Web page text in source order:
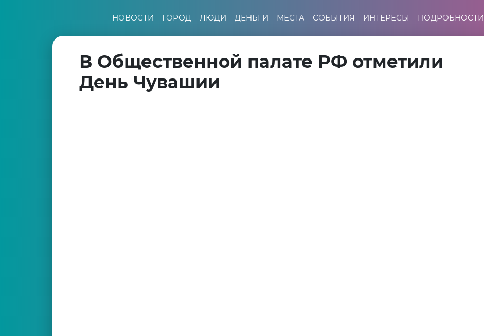
НОВОСТИ ГОРОД ЛЮДИ ДЕНЬГИ МЕСТА СОБЫТИЯ ИНТЕРЕСЫ ПОДРОБНОСТИ
В Общественной палате РФ отметили
День Чувашии